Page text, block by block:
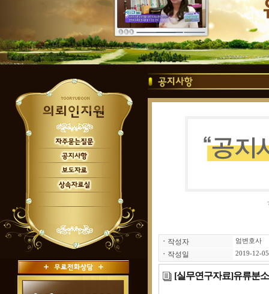
ㆍ 작성자 엄변호사
ㆍ 작성일 2019-12-
[실무연구자료]유류분